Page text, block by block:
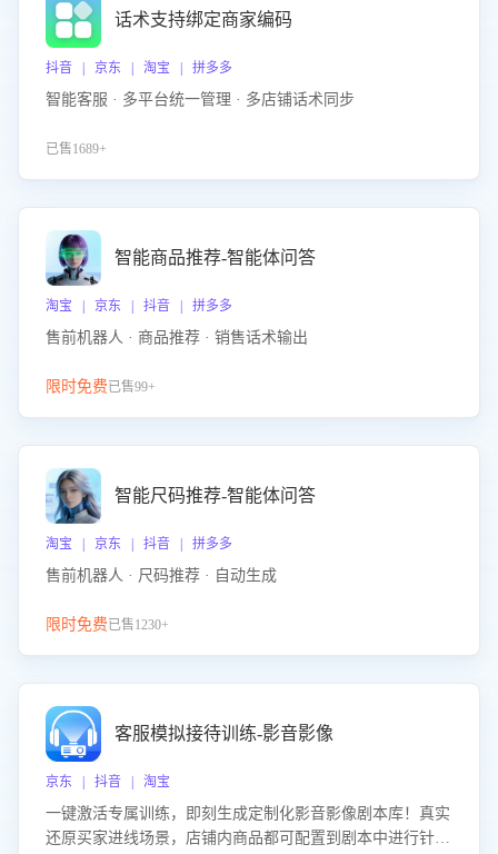
话术支持绑定商家编码
抖音 | 京东 | 淘宝 | 拼多多
智能客服 · 多平台统一管理 · 多店铺话术同步
已售1689+
智能商品推荐-智能体问答
淘宝 | 京东 | 抖音 | 拼多多
售前机器人 · 商品推荐 · 销售话术输出
限时免费已售99+
智能尺码推荐-智能体问答
淘宝 | 京东 | 抖音 | 拼多多
售前机器人 · 尺码推荐 · 自动生成
限时免费已售1230+
客服模拟接待训练-影音影像
京东 | 抖音 | 淘宝
一键激活专属训练，即刻生成定制化影音影像剧本库！真实
还原买家进线场景，店铺内商品都可配置到剧本中进行针对